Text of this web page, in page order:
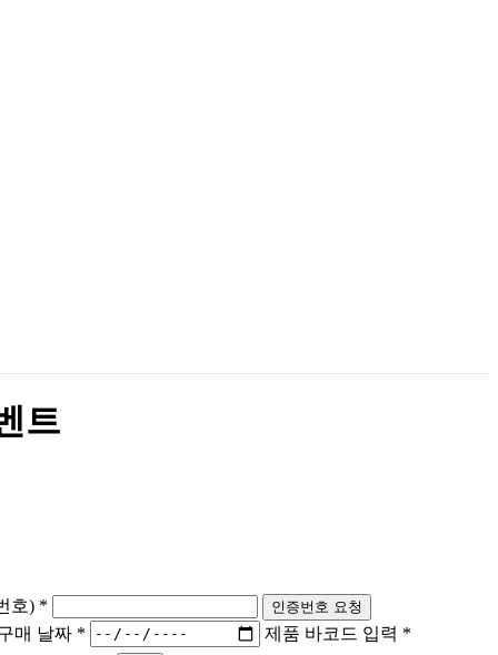
트
호) * 인증번호 요청
매 날짜 * 제품 바코드 입력 *